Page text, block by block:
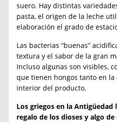
suero. Hay distintas
pasta, el origen de la leche
elaboración el grado de
Las bacterias “buenas”
textura y el sabor de la gran
Incluso algunas son visibles,
que tienen hongos tanto en la
interior del producto.
Los griegos en la Antigüedad
regalo de los dioses y algo